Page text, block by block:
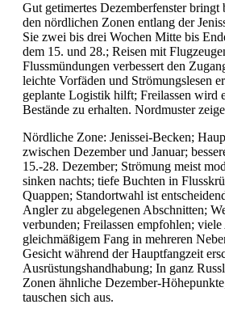
Gut getimertes Dezemberfenster bringt
den nördlichen Zonen entlang der
Sie zwei bis drei Wochen Mitte bis
dem 15. und 28.; Reisen mit
Flussmündungen verbessert den
leichte Vorfäden und Strömungslesen
geplante Logistik hilft; Freilassen wird
Bestände zu erhalten. Nordmuster
Nördliche Zone: Jenissei-Becken;
zwischen Dezember und Januar;
15.-28. Dezember; Strömung meist
sinken nachts; tiefe Buchten in
Quappen; Standortwahl ist
Angler zu abgelegenen Abschnitten;
verbunden; Freilassen empfohlen;
gleichmäßigem Fang in mehreren
Gesicht während der Hauptfangzeit
Ausrüstungshandhabung; In ganz
Zonen ähnliche Dezember-
tauschen sich aus.